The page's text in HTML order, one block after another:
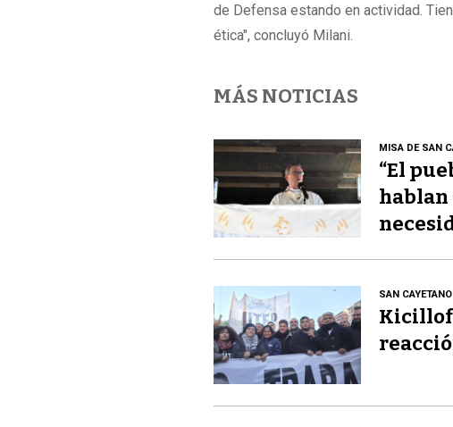
de Defensa estando en actividad.
ética", concluyó Milani.
MÁS NOTICIAS
MISA DE SAN
“El
hablan
SAN CAYETANO
Kicillof